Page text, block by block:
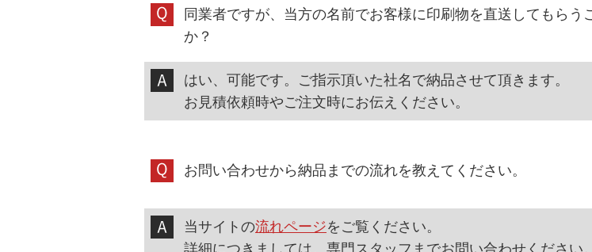
同業者ですが、当方の名前でお客様に印刷物を直送してもらう
か？
はい、可能です。ご指示頂いた社名で納品させて頂きます。
お見積依頼時やご注文時にお伝えください。
お問い合わせから納品までの流れを教えてください。
当サイトの流れページをご覧ください。
詳細につきましては、専門スタッフまでお問い合わせください。